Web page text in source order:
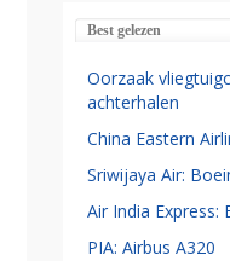
Best gelezen
Oorzaak
achterhalen
China Eastern
Sriwijaya Air:
Air India Express:
PIA: Airbus A320